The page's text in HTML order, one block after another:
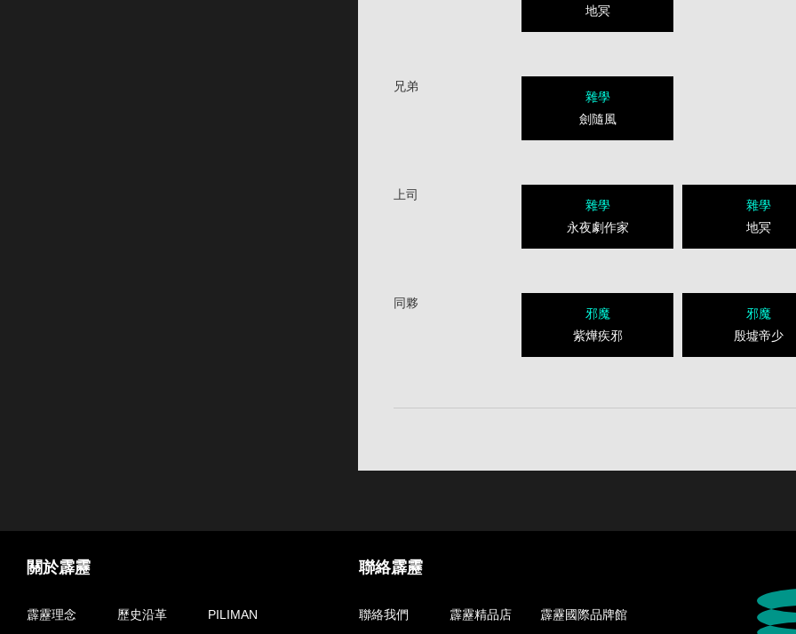
地冥
兄弟
雜學
劍隨風
上司
雜學
永夜劇作家
雜學
地冥
同夥
邪魔
紫燁疾邪
邪魔
殷墟帝少
關於霹靂
霹靂理念 歷史沿革 PILIMAN
聯絡霹靂
聯絡我們 霹靂精品店 霹靂國際品牌館